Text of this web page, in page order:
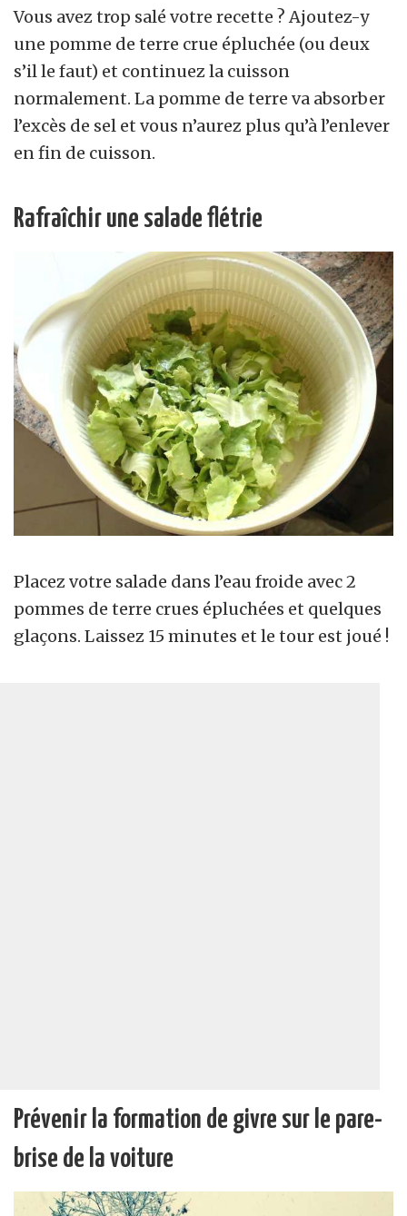
Vous avez trop salé votre recette ? Ajoutez-y
une pomme de terre crue épluchée (ou deux
s’il le faut) et continuez la cuisson
normalement. La pomme de terre va absorber
l’excès de sel et vous n’aurez plus qu’à l’enlever
en fin de cuisson.
Rafraîchir une salade flétrie
Placez votre salade dans l’eau froide avec 2
pommes de terre crues épluchées et quelques
glaçons. Laissez 15 minutes et le tour est joué !
Prévenir la formation de givre sur le pare-
brise de la voiture